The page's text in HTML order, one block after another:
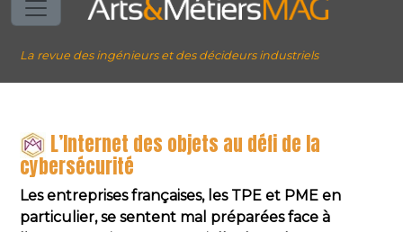
La revue des ingénieurs et des décideurs industriels
L’Internet des objets au défi de la
cybersécurité
Les entreprises françaises, les TPE et PME en
particulier, se sentent mal préparées face à